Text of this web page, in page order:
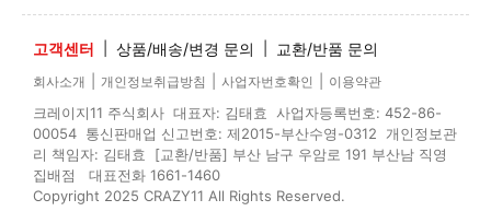
고객센터 상품/배송/변경 문의 교환/반품 문의
회사소개 개인정보취급방침 사업자번호확인 이용약관
크레이지11 주식회사 대표자: 김태효 사업자등록번호: 452-86-
00054 통신판매업 신고번호: 제2015-부산수영-0312 개인정보관
리 책임자: 김태효 [교환/반품] 부산 남구 우암로 191 부산남 직영
집배점 대표전화 1661-1460
Copyright 2025 CRAZY11 All Rights Reserved.